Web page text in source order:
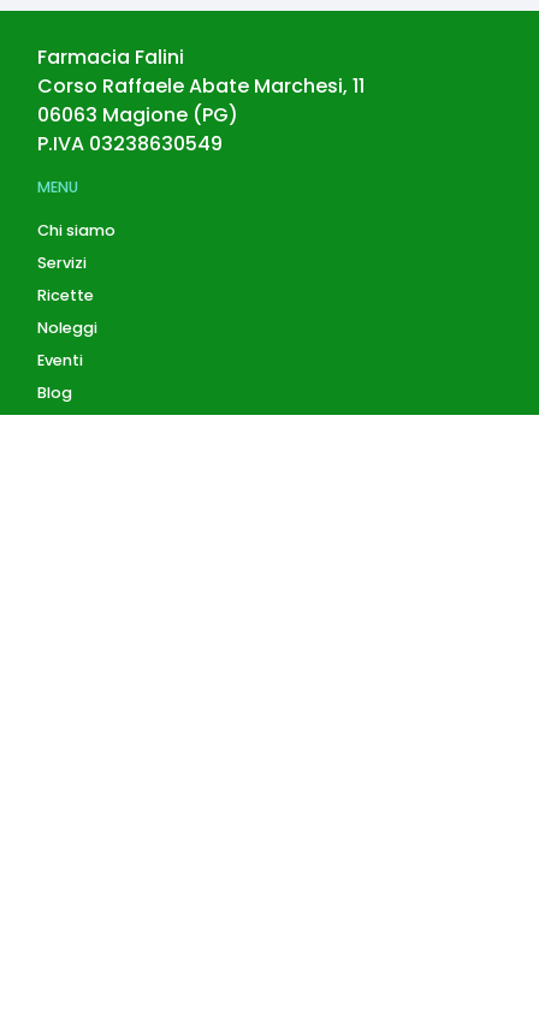
Farmacia Falini
Corso Raffaele Abate Marchesi, 11
06063 Magione (PG)
P.IVA 03238630549
MENU
Chi siamo
Servizi
Ricette
Noleggi
Eventi
Blog